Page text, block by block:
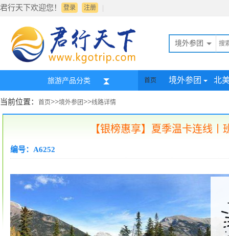
君行天下欢迎您！ 登录 |
注册
境外参团
旅游产品分类 首页 境外参团 北
当前位置： 首页>>境外参团>>线路详情
【银榜惠享】夏季温卡连线
编号：A6252